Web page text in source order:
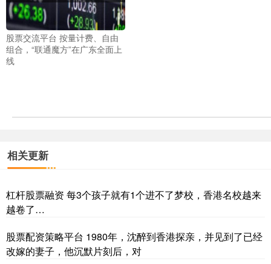
股票交流平台 按量计费、自由
组合，“联通魔方”在广东全面上
线
相关更新
杠杆股票融资 每3个孩子就有1个进不了梦校，香港名校越来
越卷了…
股票配资策略平台 1980年，沈醉到香港探亲，并见到了已经
改嫁的妻子，他沉默片刻后，对